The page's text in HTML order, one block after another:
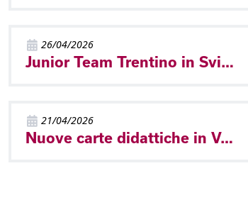
26/04/2026
Junior Team Trentino in Svizzera - World Cup e Nationaler A
21/04/2026
Nuove carte didattiche in Val di Non